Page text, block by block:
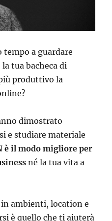
tempo a guardare
tua bacheca di
produttivo la
dimostrato
e studiare materiale
è il modo migliore per
né la tua vita a
ambienti, location e
è quello che ti aiuterà